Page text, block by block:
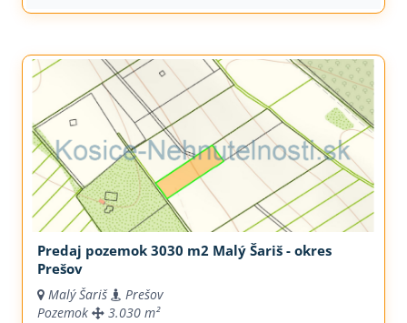
Predaj pozemok 3030 m2 Malý Šariš - okres
Prešov
Malý Šariš
Prešov
Pozemok
3.030 m²